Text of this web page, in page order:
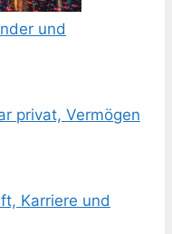
und
privat, Vermögen
Karriere und